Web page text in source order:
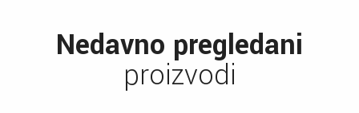
Nedavno pregledani
proizvodi